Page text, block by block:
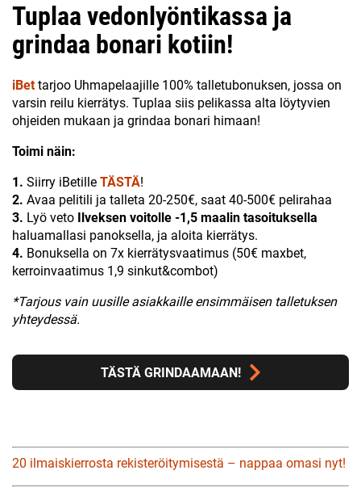
Tuplaa vedonlyöntikassa ja
grindaa bonari kotiin!
iBettarjoo Uhmapelaajille 100% talletubonuksen, jossa on
varsin reilu kierrätys. Tuplaa siis pelikassa alta löytyvien
ohjeiden mukaan ja grindaa bonari himaan!
Toimi näin:
1. Siirry iBetille TÄSTÄ!
2. Avaa pelitili ja talleta 20-250€, saat 40-500€ pelirahaa
3. Lyö veto Ilveksen voitolle -1,5 maalin tasoituksella
haluamallasi panoksella, ja aloita kierrätys.
4. Bonuksella on 7x kierrätysvaatimus (50€ maxbet,
kerroinvaatimus 1,9 sinkut&combot)
*Tarjous vain uusille asiakkaille ensimmäisen talletuksen
yhteydessä.
TÄSTÄ GRINDAAMAAN!
20 ilmaiskierrosta rekisteröitymisestä – nappaa omasi nyt!